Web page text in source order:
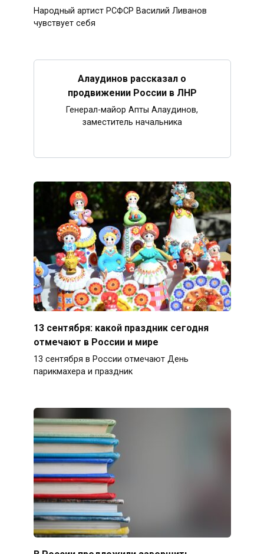
Народный артист РСФСР Василий Ливанов
чувствует себя
Алаудинов рассказал о
продвижении России в ЛНР
Генерал-майор Апты Алаудинов,
заместитель начальника
13 сентября: какой праздник сегодня
отмечают в России и мире
13 сентября в России отмечают День
парикмахера и праздник